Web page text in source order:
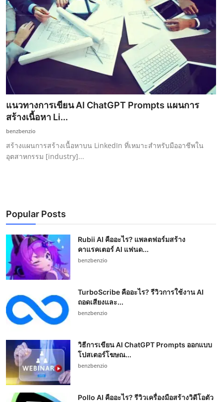
แนวทางการเขียน AI ChatGPT Prompts แผนการ
สร้างเนื้อหา Li...
benzbenzio
สร้างแผนการสร้างเนื้อหาบน LinkedIn ที่เหมาะสำหรับมืออาชีพใน
อุตสาหกรรม [industry]...
Popular Posts
Rubii AI คืออะไร? แพลตฟอร์มสร้าง
คาแรคเตอร์ AI แฟนด...
benzbenzio
TurboScribe คืออะไร? รีวิวการใช้งาน AI
ถอดเสียงและ...
benzbenzio
วิธีการเขียน AI ChatGPT Prompts ออกแบบ
โปสเตอร์โฆษณ...
benzbenzio
Pollo AI คืออะไร? รีวิวเครื่องมือสร้างวิดีโอตัว